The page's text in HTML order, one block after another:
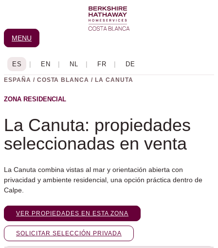
contenido
MENU
ESPAÑA / COSTA BLANCA / LA CANUTA
ZONA RESIDENCIAL
La Canuta: propiedades
seleccionadas en venta
La Canuta combina vistas al mar y orientación abierta con
privacidad y ambiente residencial, una opción práctica dentro de
Calpe.
VER PROPIEDADES EN ESTA ZONA
SOLICITAR SELECCIÓN PRIVADA